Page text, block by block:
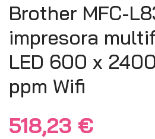
Brother MFC-
impresora
LED 600 x
ppm Wifi
518,23 €